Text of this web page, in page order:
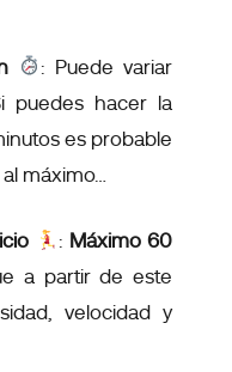
: Puede variar
puedes hacer la
es probable
máximo…
: Máximo 60
a partir de este
velocidad y